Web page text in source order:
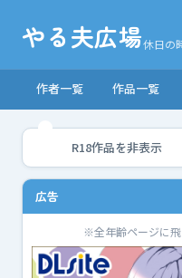
やる夫広場休日の
作者一覧 作品一覧
R18作品を非表示
広告
※全年齢ページに